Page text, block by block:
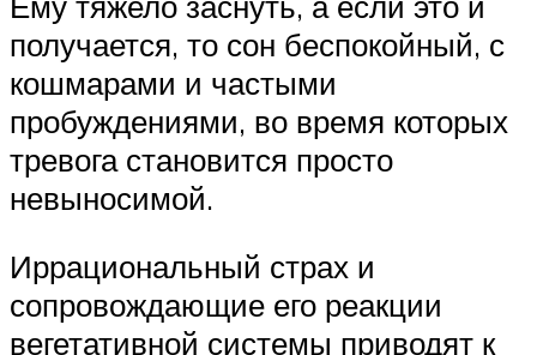
получается, то сон беспокойный, с
кошмарами и частыми
пробуждениями, во время которых
тревога становится просто
невыносимой.
Иррациональный страх и
сопровождающие его реакции
вегетативной системы приводят к